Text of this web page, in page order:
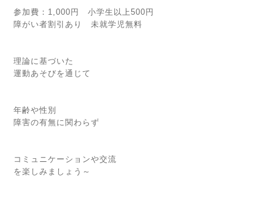
参加費：1,000円 小学生以上500円
障がい者割引あり 未就学児無料
理論に基づいた
運動あそびを通じて
年齢や性別
障害の有無に関わらず
コミュニケーションや交流
を楽しみましょう～